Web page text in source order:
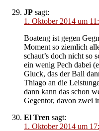
JP sagt:
1. Oktober 2014 um
Boateng ist gegen
Moment so ziemlich
schaut’s doch nicht so
ein wenig Pech dabei
Gluck, das der Ball
Thiago an die
dann kann das schon
Gegentor, davon zwei
El Tren sagt:
1. Oktober 2014 um